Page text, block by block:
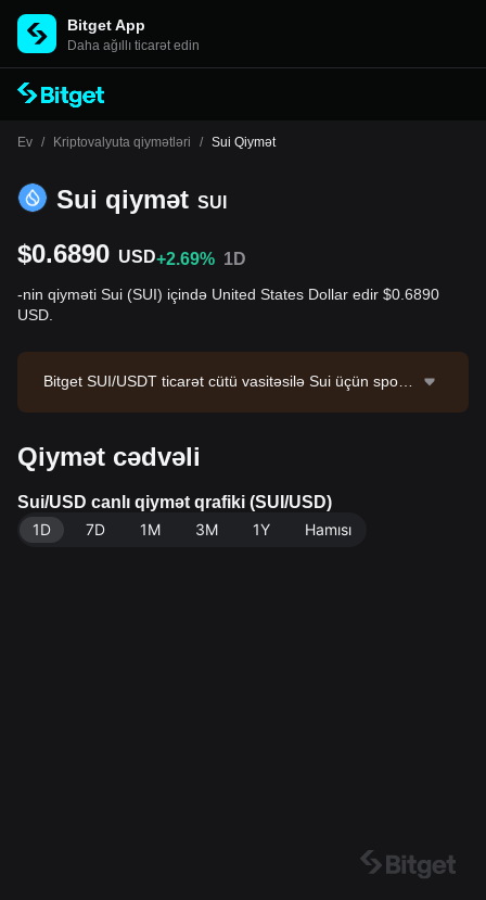
Bitget App
Daha ağıllı ticarət edin
Ev / Kriptovalyuta qiymətləri / Sui Qiymət
Sui qiymət SUI
$0.6890 USD+2.69% 1D
-nin qiyməti Sui (SUI) içində United States Dollar edir $0.6890
USD.
Bitget SUI/USDT ticarət cütü vasitəsilə Sui üçün spot ti
n bazar kapitallaşması $2,807,238,573.77, dövriyyədə
ki təklifi isə 4.07B SUI-dir. Məlumat mənbəyi: Bitget Bir
jası. Son yenilənmə: 2026-08-08 23:15:47.
Qiymət cədvəli
Sui/USD canlı qiymət qrafiki (SUI/USD)
1D
7D 1M 3M 1Y Hamısı